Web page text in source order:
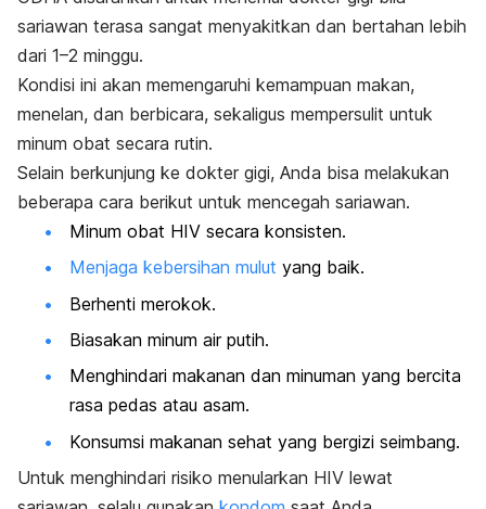
sariawan terasa sangat menyakitkan dan bertahan lebih
dari 1–2 minggu.
Kondisi ini akan memengaruhi kemampuan makan,
menelan, dan berbicara, sekaligus mempersulit untuk
minum obat secara rutin.
Selain berkunjung ke dokter gigi, Anda bisa melakukan
beberapa cara berikut untuk mencegah sariawan.
Minum obat HIV secara konsisten.
Menjaga kebersihan mulut yang baik.
Berhenti merokok.
Biasakan minum air putih.
Menghindari makanan dan minuman yang bercita
rasa pedas atau asam.
Konsumsi makanan sehat yang bergizi seimbang.
Untuk menghindari risiko menularkan HIV lewat